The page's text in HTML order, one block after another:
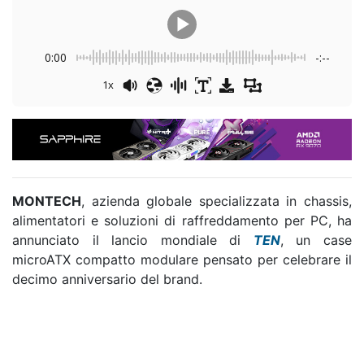
0:00 -:--
1x
MONTECH, azienda globale specializzata in chassis,
alimentatori e soluzioni di raffreddamento per PC, ha
annunciato il lancio mondiale di TEN, un case
microATX compatto modulare pensato per celebrare il
decimo anniversario del brand.